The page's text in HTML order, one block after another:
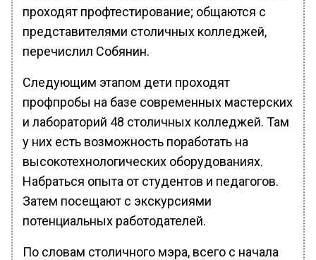
проходят профтестирование; общаются с
представителями столичных колледжей,
перечислил Собянин.
Следующим этапом дети проходят
профпробы на базе современных мастерских
и лабораторий 48 столичных колледжей. Там
у них есть возможность поработать на
высокотехнологических оборудованиях.
Набраться опыта от студентов и педагогов.
Затем посещают с экскурсиями
потенциальных работодателей.
По словам столичного мэра, всего с начала